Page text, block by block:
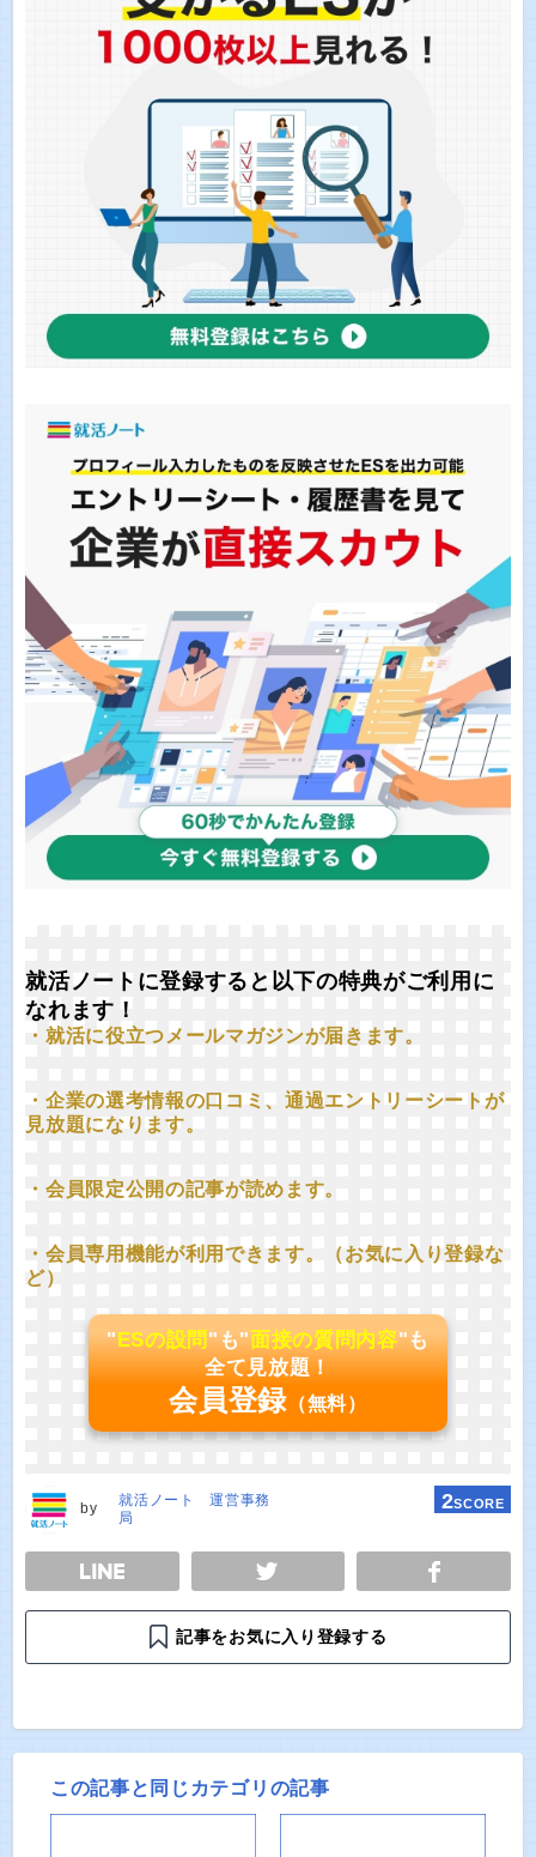
就活ノートに登録すると以下の特典がご利用に
なれます！
・就活に役立つメールマガジンが届きます。
・企業の選考情報の口コミ、通過エントリーシートが
見放題になります。
・会員限定公開の記事が読めます。
・会員専用機能が利用できます。（お気に入り登録な
ど）
"ESの設問"も"面接の質問内容"も
全て見放題！
会員登録 （無料）
by
就活ノート 運営事務
局
2SCORE
TWEET
記事をお気に入り登録する
この記事と同じカテゴリの記事